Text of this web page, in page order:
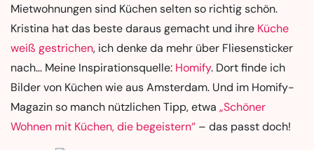
Mietwohnungen sind Küchen selten so richtig schön.
Kristina hat das beste daraus gemacht und ihre Küche
weiß gestrichen, ich denke da mehr über Fliesensticker
nach… Meine Inspirationsquelle: Homify. Dort finde ich
Bilder von Küchen wie aus Amsterdam. Und im Homify-
Magazin so manch nützlichen Tipp, etwa „Schöner
Wohnen mit Küchen, die begeistern“ – das passt doch!